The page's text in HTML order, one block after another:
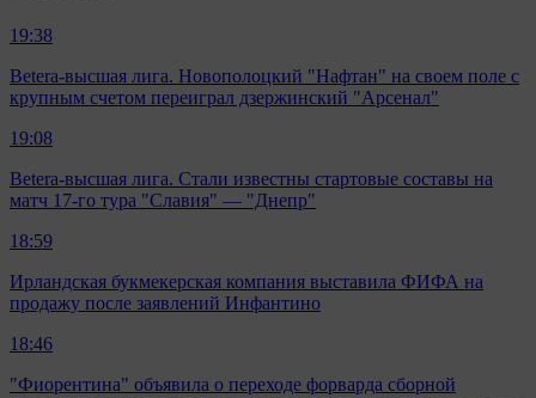
19:38
Betera-высшая лига. Новополоцкий "Нафтан" на своем поле с
крупным счетом переиграл дзержинский "Арсенал"
19:08
Betera-высшая лига. Стали известны стартовые составы на
матч 17-го тура "Славия" — "Днепр"
18:59
Ирландская букмекерская компания выставила ФИФА на
продажу после заявлений Инфантино
18:46
"Фиорентина" объявила о переходе форварда сборной